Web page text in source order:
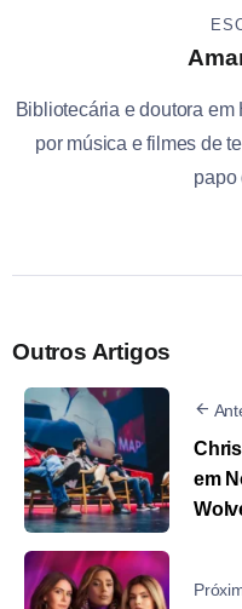
Bibliotecária e doutora
por música e filmes de
papo
Outros Artigos
em